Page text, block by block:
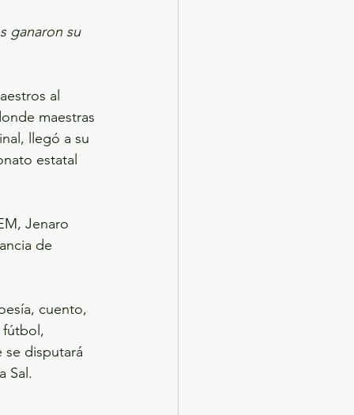
ganaron su
al
maestras
llegó a su
estatal
Jenaro
de
cuento,
fútbol,
se disputará
Sal.